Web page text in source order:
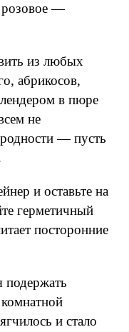
розовое —
из любых
абрикосов,
в пюре
не
— пусть
и оставьте на
герметичный
посторонние
подержать
и стало